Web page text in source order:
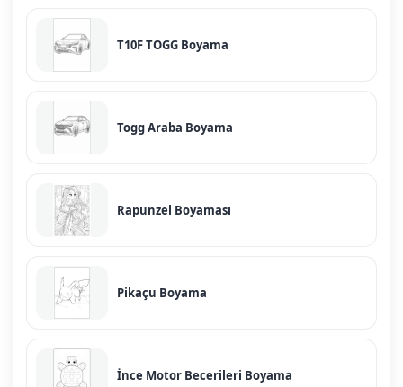
T10F TOGG Boyama
Togg Araba Boyama
Rapunzel Boyaması
Pikaçu Boyama
İnce Motor Becerileri Boyama